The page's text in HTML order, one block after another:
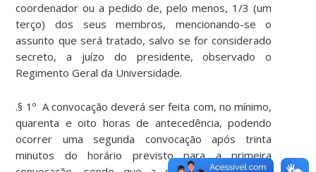
coordenador ou a pedido de, pelo menos, 1/3 (um
terço) dos seus membros, mencionando-se o
assunto que será tratado, salvo se for considerado
secreto, a juízo do presidente, observado o
Regimento Geral da Universidade.
.§ 1º A convocação deverá ser feita com, no mínimo,
quarenta e oito horas de antecedência, podendo
ocorrer uma segunda convocação após trinta
minutos do horário previsto para a primeira